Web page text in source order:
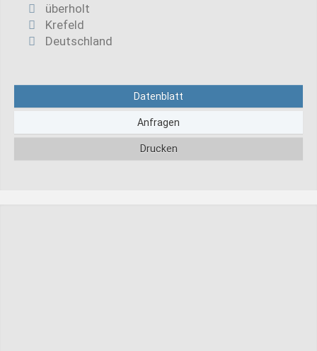
überholt
Krefeld
Deutschland
Datenblatt
Anfragen
Drucken